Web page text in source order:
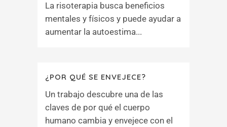
La risoterapia busca beneficios
mentales y físicos y puede ayudar a
aumentar la autoestima...
¿POR QUÉ SE ENVEJECE?
Un trabajo descubre una de las
claves de por qué el cuerpo
humano cambia y envejece con el